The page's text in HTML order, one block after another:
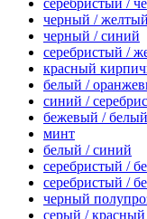
серебристый /
черный /
черный / синий
серебристый /
красный
белый /
синий /
бежевый / белый
минт
белый / синий
серебристый /
серебристый /
черный
серый / красный